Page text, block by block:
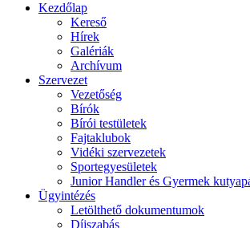
Kezdőlap
Kereső
Hírek
Galériák
Archívum
Szervezet
Vezetőség
Bírók
Bírói testületek
Fajtaklubok
Vidéki szervezetek
Sportegyesületek
Junior Handler és Gyermek
Ügyintézés
Letölthető dokumentumok
Díjszabás